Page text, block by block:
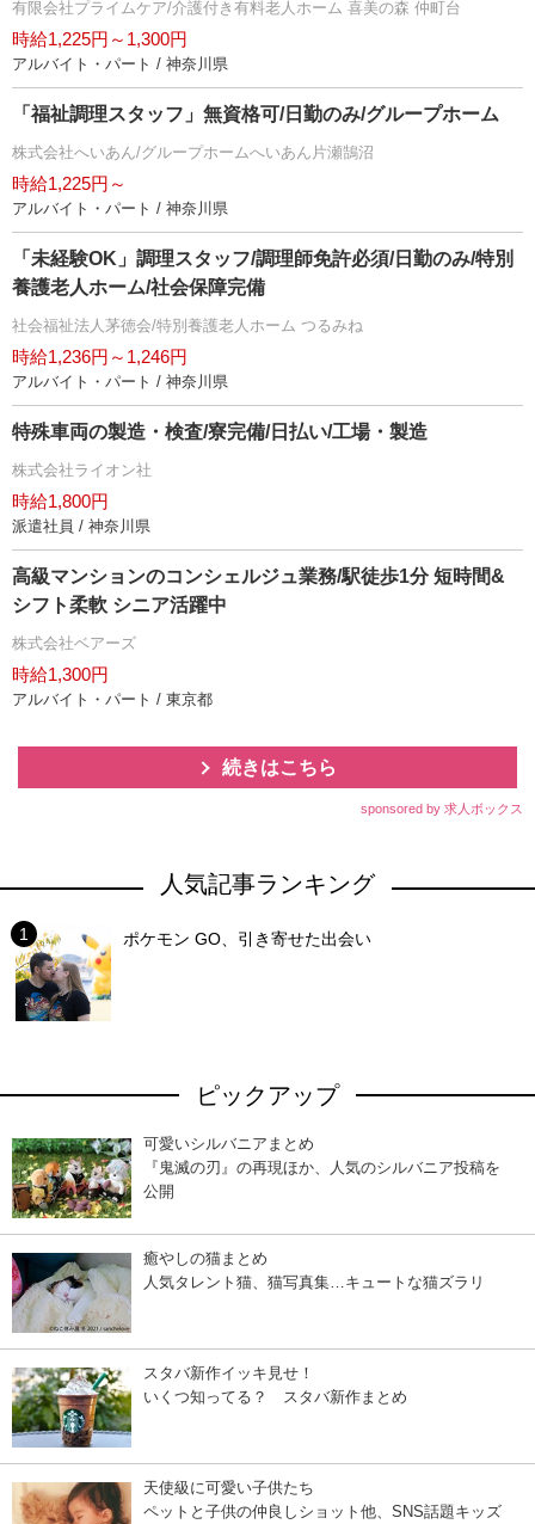
有限会社プライムケア/介護付き有料老人ホーム 喜美の森 仲町台
時給1,225円～1,300円
アルバイト・パート / 神奈川県
「福祉調理スタッフ」無資格可/日勤のみ/グループホーム
株式会社へいあん/グループホームへいあん片瀬鵠沼
時給1,225円～
アルバイト・パート / 神奈川県
「未経験OK」調理スタッフ/調理師免許必須/日勤のみ/特別
養護老人ホーム/社会保障完備
社会福祉法人茅徳会/特別養護老人ホーム つるみね
時給1,236円～1,246円
アルバイト・パート / 神奈川県
特殊車両の製造・検査/寮完備/日払い/工場・製造
株式会社ライオン社
時給1,800円
派遣社員 / 神奈川県
高級マンションのコンシェルジュ業務/駅徒歩1分 短時間&
シフト柔軟 シニア活躍中
株式会社ベアーズ
時給1,300円
アルバイト・パート / 東京都
続きはこちら
sponsored by 求人ボックス
人気記事ランキング
ポケモン GO、引き寄せた出会い
ピックアップ
可愛いシルバニアまとめ
『鬼滅の刃』の再現ほか、人気のシルバニア投稿を
公開
癒やしの猫まとめ
人気タレント猫、猫写真集…キュートな猫ズラリ
スタバ新作イッキ見せ！
いくつ知ってる？ スタバ新作まとめ
天使級に可愛い子供たち
ペットと子供の仲良しショット他、SNS話題キッズ